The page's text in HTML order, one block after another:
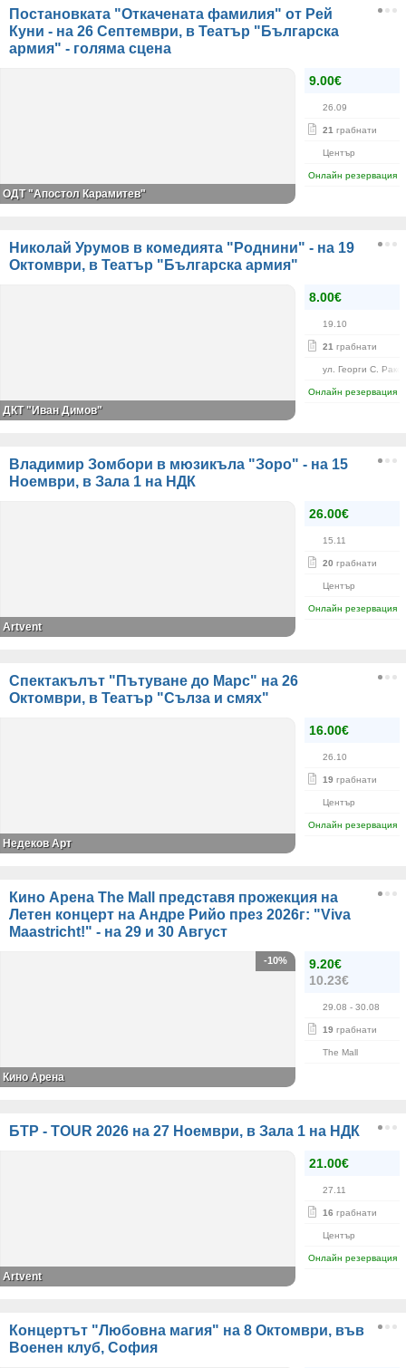
Постановката "Откачената фамилия" от Рей
Куни - на 26 Септември, в Театър "Българска
армия" - голяма сцена
9.00€
26.09
21 грабнати
Център
Онлайн резервация
ОДТ "Апостол Карамитев"
Николай Урумов в комедията "Роднини" - на 19
Октомври, в Театър "Българска армия"
8.00€
19.10
21 грабнати
ул. Георги С.
Онлайн резервация
ДКТ "Иван Димов"
Владимир Зомбори в мюзикъла "Зоро" - на 15
Ноември, в Зала 1 на НДК
26.00€
15.11
20 грабнати
Център
Онлайн резервация
Artvent
Спектакълът "Пътуване до Марс" на 26
Октомври, в Театър "Сълза и смях"
16.00€
26.10
19 грабнати
Център
Онлайн резервация
Недеков Арт
Кино Арена The Mall представя прожекция на
Летен концерт на Андре Рийо през 2026г: "Viva
Maastricht!" - на 29 и 30 Август
9.20€
10.23€
29.08 - 30.08
19 грабнати
The Mall
-10%
Кино Арена
БТР - TOUR 2026 на 27 Ноември, в Зала 1 на НДК
21.00€
27.11
16 грабнати
Център
Онлайн резервация
Artvent
Концертът "Любовна магия" на 8 Октомври, във
Военен клуб, София